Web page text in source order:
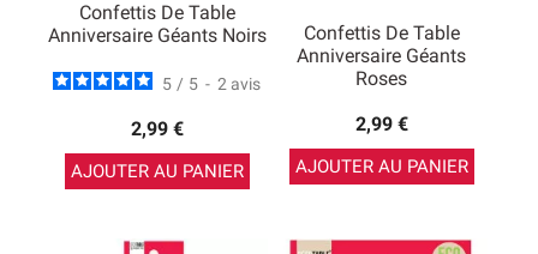
Confettis De Table
Anniversaire Géants Noirs
5 / 5 - 2 avis
2,99 €
AJOUTER AU PANIER
Confettis De Table
Anniversaire Géants
Roses
2,99 €
AJOUTER AU PANIER